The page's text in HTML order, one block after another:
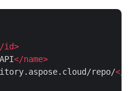
id>
</name>
repo/</